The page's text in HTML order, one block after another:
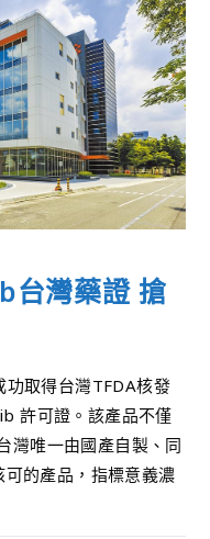
灣藥證 搶
取得台灣TFDA核發
許可證。該產品不僅
灣唯一由國產自製、同
的產品，指標意義濃